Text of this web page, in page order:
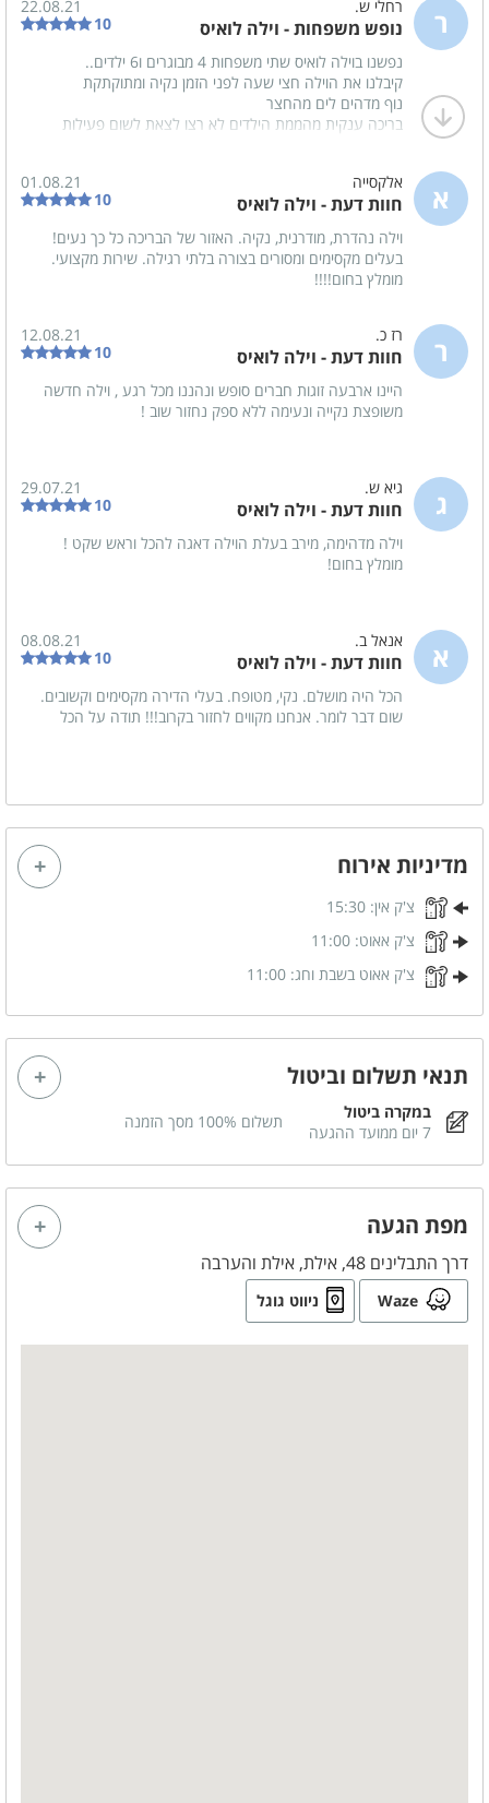
לנו עם עוד מזרונים לילדים.בקיצור חופשה חיובית מאוד!!!!אין
ספק שנחזור.
מומלץ בחום.
ר רחלי ש.
נופש משפחות - וילה לואיס
22.08.21
10
נפשנו בוילה לואיס שתי משפחות 4 מבוגרים ו6 ילדים..
קיבלנו את הוילה חצי שעה לפני הזמן נקיה ומתוקתקת
נוף מדהים לים מהחצר
בריכה ענקית מהממת הילדים לא רצו לצאת לשום פעילות
וילה מאובזרת מרווחת מאוד עם הרבה פרטיות לכל אחד, הרבה
חדרי שירותים, טלוויזיה בכבלים
מקום לכולם לאכול ולרבוץ, ביחד ולחוד, בפנים ובחוץ
נהנו מאוד ונשמח לשוב ולהמליץ!
א אלקסייה
חוות דעת - וילה לואיס
01.08.21
10
וילה נהדרת, מודרנית, נקיה. האזור של הבריכה כל כך נעים!
בעלים מקסימים ומסורים בצורה בלתי רגילה. שירות מקצועי.
מומלץ בחום!!!!
ר רז כ.
חוות דעת - וילה לואיס
12.08.21
10
היינו ארבעה זוגות חברים סופש ונהננו מכל רגע , וילה חדשה
משופצת נקייה ונעימה ללא ספק נחזור שוב !
ג גיא ש.
חוות דעת - וילה לואיס
29.07.21
10
וילה מדהימה, מירב בעלת הוילה דאגה להכל וראש שקט !
מומלץ בחום!
א אנאל ב.
חוות דעת - וילה לואיס
08.08.21
10
הכל היה מושלם. נקי, מטופח. בעלי הדירה מקסימים וקשובים.
שום דבר לומר. אנחנו מקווים לחזור בקרוב!!! תודה על הכל
מדיניות אירוח
צ'ק אין: 15:30
צ'ק אאוט: 11:00
צ'ק אאוט בשבת וחג: 11:00
תנאי תשלום וביטול
במקרה ביטול
7 יום ממועד ההגעה
תשלום 100% מסך הזמנה
מפת הגעה
דרך התבלינים 48, אילת, אילת והערבה
Waze ניווט גוגל